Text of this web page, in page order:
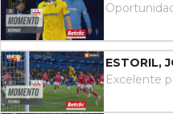
ESTORIL,